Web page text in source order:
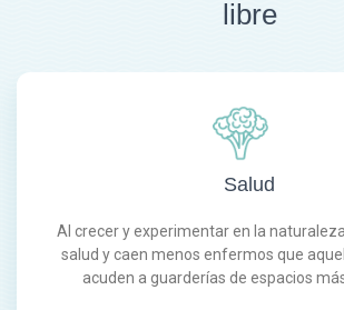
libre
Salud
Al crecer y experimentar en la
salud y caen menos enfermos que
acuden a guarderías de espacios